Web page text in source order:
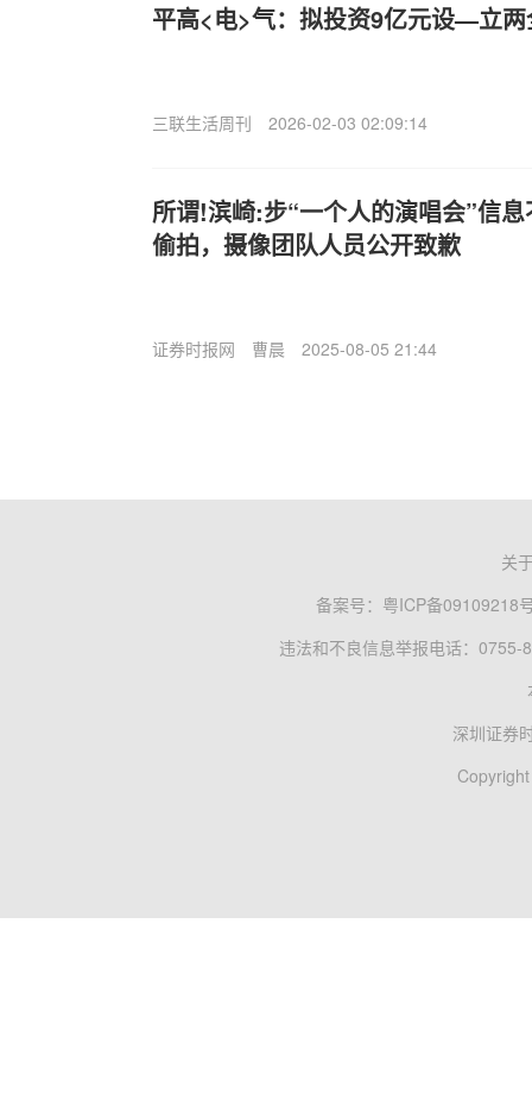
平高<电>气：拟投资9亿元设—立
三联生活周刊 2026-02-03 02:09:14
所谓!滨崎:步“一个人的演唱会”信
偷拍，摄像团队人员公开致歉
证券时报网 曹晨 2025-08-05 21:44
关
备案号： 粤ICP备09109218
违法和不良信息举报电话：0755-
深圳证券